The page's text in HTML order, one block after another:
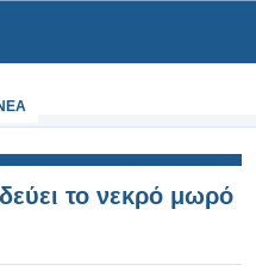
το νεκρό μωρό